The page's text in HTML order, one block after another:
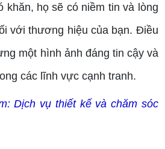
khăn, họ sẽ có niềm tin và lòng
với thương hiệu của bạn. Điều
một hình ảnh đáng tin cậy và
các lĩnh vực cạnh tranh.
Dịch vụ thiết kế và chăm sóc